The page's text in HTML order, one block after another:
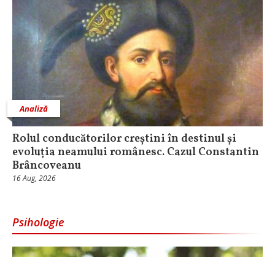
Analiză
Rolul conducătorilor creștini în destinul și
evoluția neamului românesc. Cazul Constantin
Brâncoveanu
16 Aug, 2026
Psihologie